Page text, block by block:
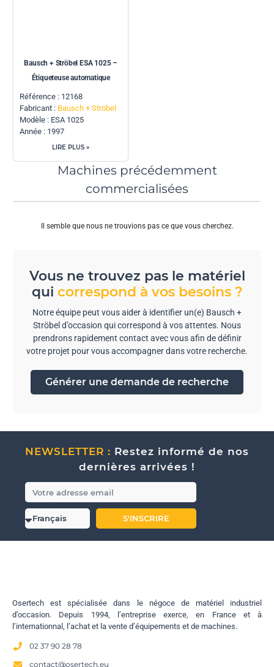
Bausch + Ströbel ESA 1025 –
Étiqueteuse automatique
Référence : 12168
Fabricant : Bausch + Ströbel
Modèle : ESA 1025
Année : 1997
LIRE PLUS »
Machines précédemment
commercialisées
Il semble que nous ne trouvions pas ce que vous cherchez.
Vous ne trouvez pas le matériel
qui correspond à vos besoins ?
Notre équipe peut vous aider à identifier un(e) Bausch +
Ströbel d’occasion qui correspond à vos attentes. Nous
prendrons rapidement contact avec vous afin de définir
votre projet pour vous accompagner dans votre recherche.
Générer une demande de recherche
NEWSLETTER : Restez informé de nos
dernières arrivées !
S'INSCRIRE
Osertech est spécialisée dans le négoce de matériel industriel
d’occasion. Depuis 1994, l’entreprise exerce, en France et à
l’internationnal, l’achat et la vente d’équipements et de machines.
02 37 90 28 78
contact@osertech.eu